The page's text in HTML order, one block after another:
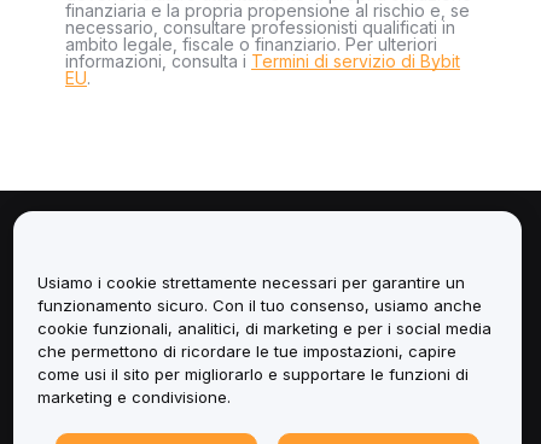
finanziaria e la propria propensione al rischio e, se
necessario, consultare professionisti qualificati in
ambito legale, fiscale o finanziario. Per ulteriori
informazioni, consulta i Termini di servizio di Bybit
EU.
Servizi
Assistenza
Usiamo i cookie strettamente necessari per garantire un
funzionamento sicuro. Con il tuo consenso, usiamo anche
cookie funzionali, analitici, di marketing e per i social media
che permettono di ricordare le tue impostazioni, capire
come usi il sito per migliorarlo e supportare le funzioni di
marketing e condivisione.